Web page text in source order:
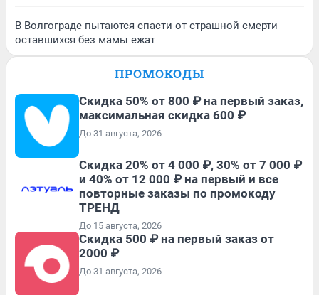
В Волгограде пытаются спасти от страшной смерти
оставшихся без мамы ежат
ПРОМОКОДЫ
Скидка 50% от 800 ₽ на первый заказ,
максимальная скидка 600 ₽
До 31 августа, 2026
Скидка 20% от 4 000 ₽, 30% от 7 000 ₽
и 40% от 12 000 ₽ на первый и все
повторные заказы по промокоду
ТРЕНД
До 15 августа, 2026
Скидка 500 ₽ на первый заказ от
2000 ₽
До 31 августа, 2026